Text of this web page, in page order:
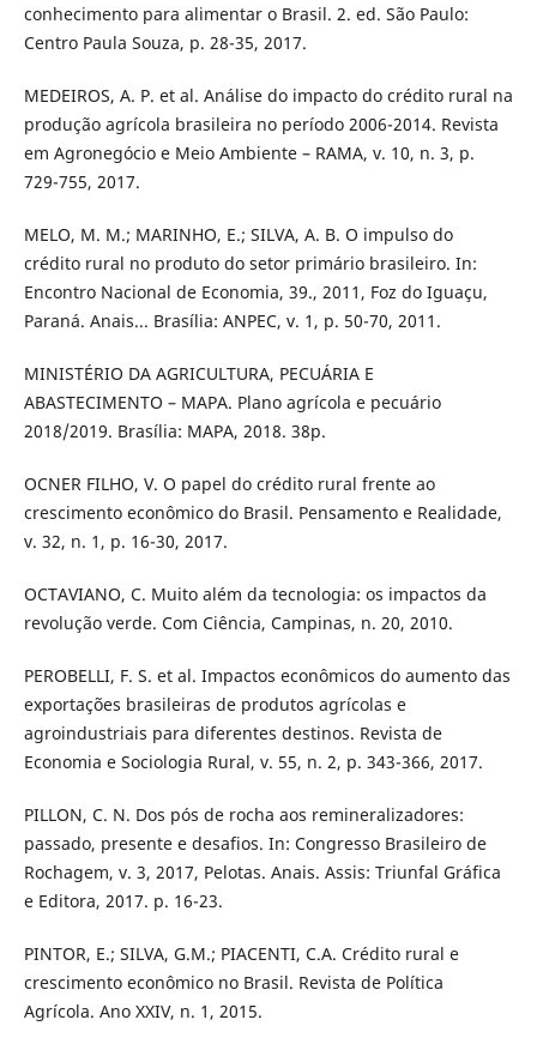
conhecimento para alimentar o Brasil. 2. ed. São Paulo:
Centro Paula Souza, p. 28-35, 2017.
MEDEIROS, A. P. et al. Análise do impacto do crédito rural na
produção agrícola brasileira no período 2006-2014. Revista
em Agronegócio e Meio Ambiente – RAMA, v. 10, n. 3, p.
729-755, 2017.
MELO, M. M.; MARINHO, E.; SILVA, A. B. O impulso do
crédito rural no produto do setor primário brasileiro. In:
Encontro Nacional de Economia, 39., 2011, Foz do Iguaçu,
Paraná. Anais... Brasília: ANPEC, v. 1, p. 50-70, 2011.
MINISTÉRIO DA AGRICULTURA, PECUÁRIA E
ABASTECIMENTO – MAPA. Plano agrícola e pecuário
2018/2019. Brasília: MAPA, 2018. 38p.
OCNER FILHO, V. O papel do crédito rural frente ao
crescimento econômico do Brasil. Pensamento e Realidade,
v. 32, n. 1, p. 16-30, 2017.
OCTAVIANO, C. Muito além da tecnologia: os impactos da
revolução verde. Com Ciência, Campinas, n. 20, 2010.
PEROBELLI, F. S. et al. Impactos econômicos do aumento das
exportações brasileiras de produtos agrícolas e
agroindustriais para diferentes destinos. Revista de
Economia e Sociologia Rural, v. 55, n. 2, p. 343-366, 2017.
PILLON, C. N. Dos pós de rocha aos remineralizadores:
passado, presente e desafios. In: Congresso Brasileiro de
Rochagem, v. 3, 2017, Pelotas. Anais. Assis: Triunfal Gráfica
e Editora, 2017. p. 16-23.
PINTOR, E.; SILVA, G.M.; PIACENTI, C.A. Crédito rural e
crescimento econômico no Brasil. Revista de Política
Agrícola. Ano XXIV, n. 1, 2015.